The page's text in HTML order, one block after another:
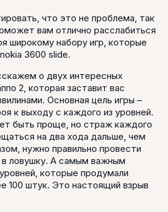
что это не проблема, так
вам отлично расслабиться
широкому набору игр, которые
3600 slide.
о двух интересных
2, которая заставит вас
Основная цель игры –
к выходу с каждого из уровней.
быть проще, но страж каждого
на два хода дальше, чем
нужно правильно провести
в ловушку. А самым важным
которые продумали
100 штук. Это настоящий взрыв